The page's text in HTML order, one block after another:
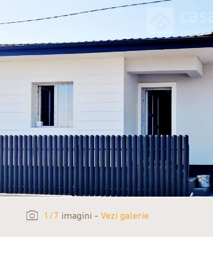
1/7 imagini - Vezi galerie